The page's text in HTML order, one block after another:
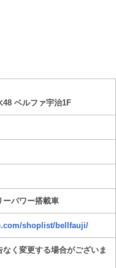
48 ベルファ宇治1F
ーパワー搭載車
shoplist/bellfauji/
く変更する場合がございま